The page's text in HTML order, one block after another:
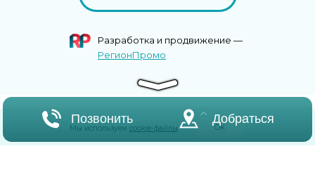
Разработка и продвижение —
РегионПромо
ОК
Мы используем cookie-файлы
Позвонить Добраться